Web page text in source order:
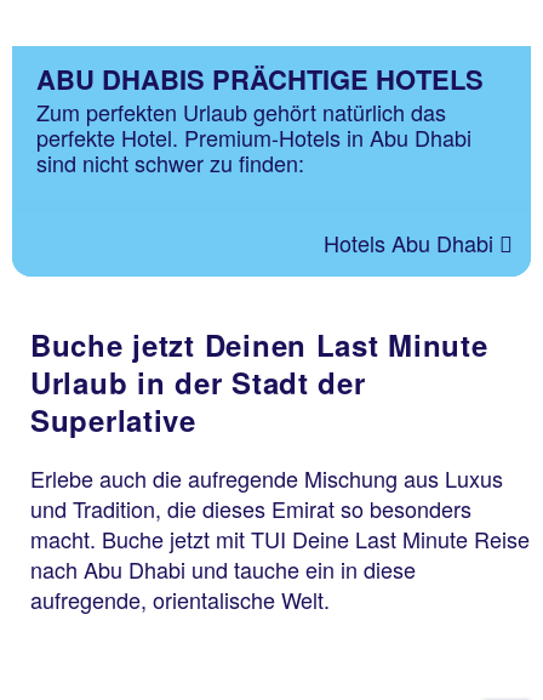
ABU DHABIS PRÄCHTIGE HOTELS
Zum perfekten Urlaub gehört natürlich das
perfekte Hotel. Premium-Hotels in Abu Dhabi
sind nicht schwer zu finden:
Hotels Abu Dhabi
Buche jetzt Deinen Last Minute
Urlaub in der Stadt der
Superlative
Erlebe auch die aufregende Mischung aus Luxus
und Tradition, die dieses Emirat so besonders
macht. Buche jetzt mit TUI Deine Last Minute Reise
nach Abu Dhabi und tauche ein in diese
aufregende, orientalische Welt.